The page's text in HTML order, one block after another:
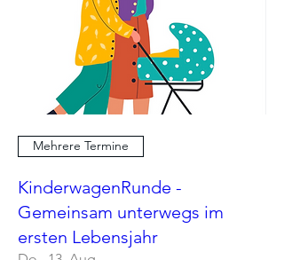
Mehrere Termine
KinderwagenRunde -
Gemeinsam unterwegs im
ersten Lebensjahr